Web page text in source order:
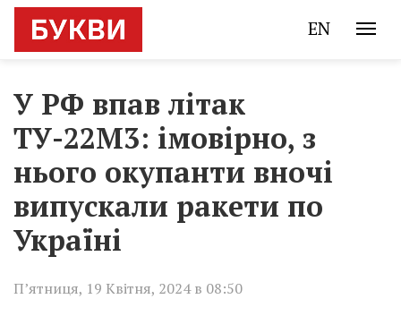
EN
У РФ впав літак
ТУ-22М3: імовірно, з
нього окупанти вночі
випускали ракети по
Україні
П’ятниця, 19 Квітня, 2024 в 08:50